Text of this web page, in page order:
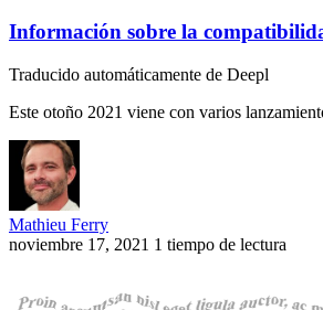
Información sobre la
Traducido automáticamente de Deepl
Este otoño 2021 viene con varios
Mathieu Ferry
noviembre 17, 2021 1 tiempo de lectura